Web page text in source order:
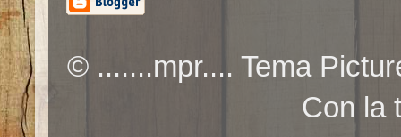
© .......mpr.... Tema
Con la